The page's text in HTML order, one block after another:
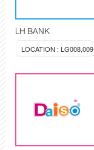
LH BANK
LOCATION : LG008,009